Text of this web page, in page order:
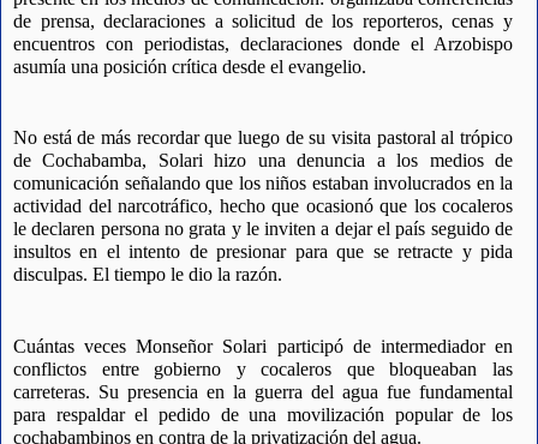
de prensa, declaraciones a solicitud de los reporteros, cenas y
encuentros con periodistas, declaraciones donde el Arzobispo
asumía una posición crítica desde el evangelio.
No está de más recordar que luego de su visita pastoral al trópico
de Cochabamba, Solari hizo una denuncia a los medios de
comunicación señalando que los niños estaban involucrados en la
actividad del narcotráfico, hecho que ocasionó que los cocaleros
le declaren persona no grata y le inviten a dejar el país seguido de
insultos en el intento de presionar para que se retracte y pida
disculpas. El tiempo le dio la razón.
Cuántas veces Monseñor Solari participó de intermediador en
conflictos entre gobierno y cocaleros que bloqueaban las
carreteras. Su presencia en la guerra del agua fue fundamental
para respaldar el pedido de una movilización popular de los
cochabambinos en contra de la privatización del agua.